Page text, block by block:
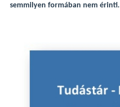
semmilyen formában nem érinti.